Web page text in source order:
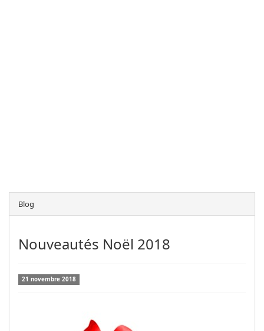
Blog
Nouveautés Noël 2018
21 novembre 2018